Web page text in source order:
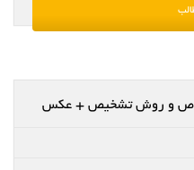
و روش تشخیص + عکس